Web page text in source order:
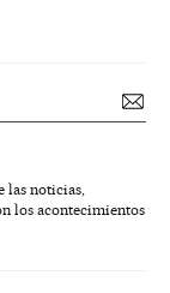
las noticias,
los acontecimientos